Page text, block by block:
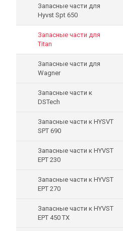
Запасные части для
Hyvst Spt 650
Запасные части для
Titan
Запасные части для
Wagner
Запасные части к
DSTech
Запасные части к HYSVT
SPT 690
Запасные части к HYVST
EPT 230
Запасные части к HYVST
EPT 270
Запасные части к HYVST
EPT 450 TX